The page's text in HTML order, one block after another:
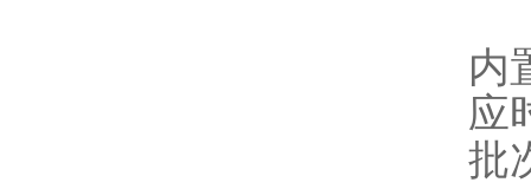
内
应
批